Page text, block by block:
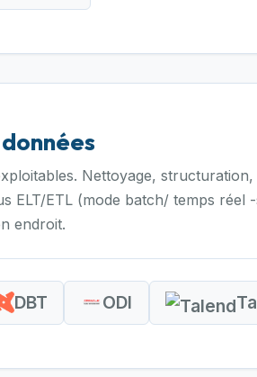
Nettoyage,
ELT/ETL (mode batch/ temps
endroit.
DBT ODI